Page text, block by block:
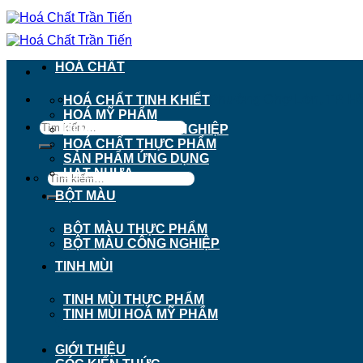
Chuyển
đến
nội
911 - 913 Nguyễn Trãi, Phường Chợ Lớn, TP.
Tìm
kiếm:
Tìm
kiếm:
HOÁ CHẤT
HOÁ CHẤT TINH KHIẾT
HOÁ MỸ PHẨM
HOÁ CHẤT CÔNG NGHIỆP
HOÁ CHẤT THỰC PHẨM
SẢN PHẨM ỨNG DỤNG
HẠT NHỰA
BỘT MÀU
BỘT MÀU THỰC PHẨM
BỘT MÀU CÔNG NGHIỆP
TINH MÙI
TINH MÙI THỰC PHẨM
TINH MÙI HOÁ MỸ PHẨM
GIỚI THIỆU